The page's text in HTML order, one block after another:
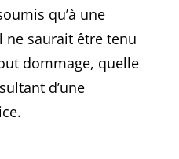
qu’à une
saurait être tenu
dommage, quelle
d’une